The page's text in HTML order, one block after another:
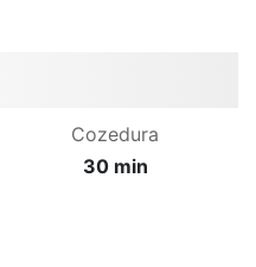
Cozedura
30 min